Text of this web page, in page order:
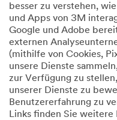
besser zu verstehen,
und Apps von 3M
Google und Adobe
externen
(mithilfe von Cookies,
unsere Dienste
zur Verfügung zu
unserer Dienste zu
Benutzererfahrung zu
Links finden Sie